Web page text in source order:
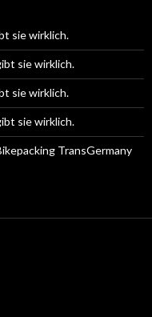
sie wirklich.
sie wirklich.
sie wirklich.
sie wirklich.
TransGermany